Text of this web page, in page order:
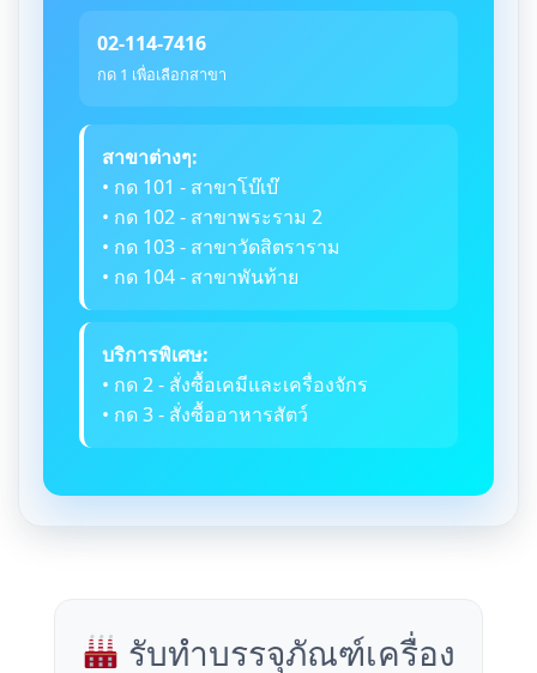
02-114-7416
กด 1 เพื่อเลือกสาขา
สาขาต่างๆ:
• กด 101 - สาขาโบ๊เบ๊
• กด 102 - สาขาพระราม 2
• กด 103 - สาขาวัดสิตราราม
• กด 104 - สาขาพันท้าย
บริการพิเศษ:
• กด 2 - สั่งซื้อเคมีและเครื่องจักร
• กด 3 - สั่งซื้ออาหารสัตว์
รับทำบรรจุภัณฑ์เครื่อง